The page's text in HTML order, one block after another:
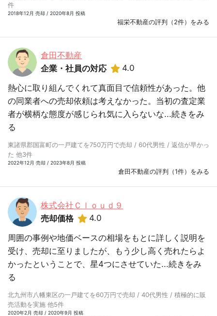
件
2018年12月 売却 / 2020年8月 投稿
福栄不動産の評判（2件）をみる
倉田不動産
企業・社員の対応
4.0
熱心に取り組んでくれて真面目で信頼性があった。他
の同業者への売却依頼は考えなかった。当初の査定業
者が横柄な態度が感じられ気に入らないな...続きをみ
る
東諸県郡国富町の一戸建てを750万円で売却 / 60代男性 / 返信が早かっ
た 他3件
2022年12月 売却 / 2023年8月 投稿
倉田不動産の評判（1件）をみる
株式会社Ｃｌｏｕｄ９
売却価格
4.0
周囲の事例や地価ベースの相場をもとに詳しく説明を
受け、売却に至りましたが、もう少し高く売れたらよ
かったということで、星4つにさせていた...続きをみ
る
北九州市八幡東区の一戸建てを60万円で売却 / 40代男性 / 積極的に販
売活動を実施 他5件
2020年2月 売却 / 2020年9月 投稿